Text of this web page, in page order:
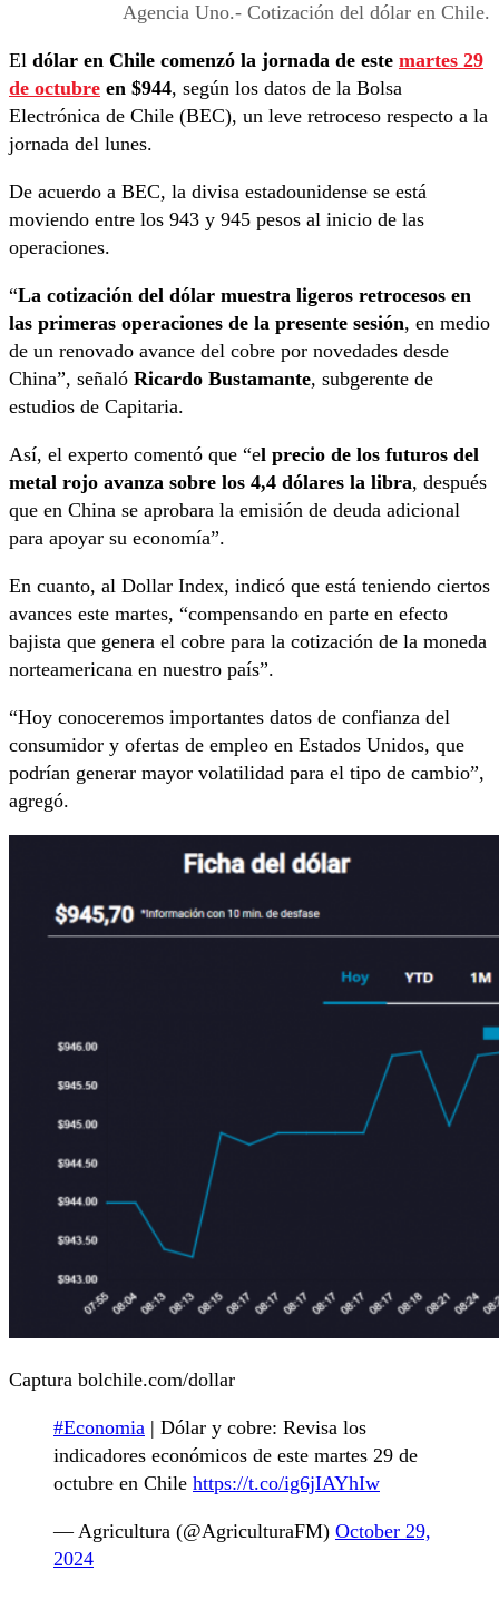
Agencia Uno.- Cotización del dólar en Chile.
El dólar en Chile comenzó la jornada de este martes 29
de octubre en $944, según los datos de la Bolsa
Electrónica de Chile (BEC), un leve retroceso respecto a la
jornada del lunes.
De acuerdo a BEC, la divisa estadounidense se está
moviendo entre los 943 y 945 pesos al inicio de las
operaciones.
“La cotización del dólar muestra ligeros retrocesos en
las primeras operaciones de la presente sesión, en medio
de un renovado avance del cobre por novedades desde
China”, señaló Ricardo Bustamante, subgerente de
estudios de Capitaria.
Así, el experto comentó que “el precio de los futuros del
metal rojo avanza sobre los 4,4 dólares la libra, después
que en China se aprobara la emisión de deuda adicional
para apoyar su economía”.
En cuanto, al Dollar Index, indicó que está teniendo ciertos
avances este martes, “compensando en parte en efecto
bajista que genera el cobre para la cotización de la moneda
norteamericana en nuestro país”.
“Hoy conoceremos importantes datos de confianza del
consumidor y ofertas de empleo en Estados Unidos, que
podrían generar mayor volatilidad para el tipo de cambio”,
agregó.
Captura bolchile.com/dollar
#Economia | Dólar y cobre: Revisa los
indicadores económicos de este martes 29 de
octubre en Chile https://t.co/ig6jIAYhIw
— Agricultura (@AgriculturaFM) October 29,
2024